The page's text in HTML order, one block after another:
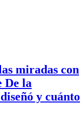
miradas con
De la
y cuánto